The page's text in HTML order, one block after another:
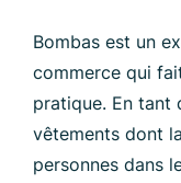
Bombas est un
commerce qui
pratique. En tant
vêtements dont
personnes dans